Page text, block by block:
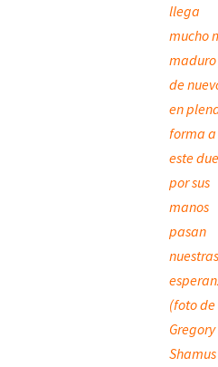
llega
mucho
maduro
de
en
forma a
este
por sus
manos
pasan
nuestras
(foto de
Gregory
Shamus